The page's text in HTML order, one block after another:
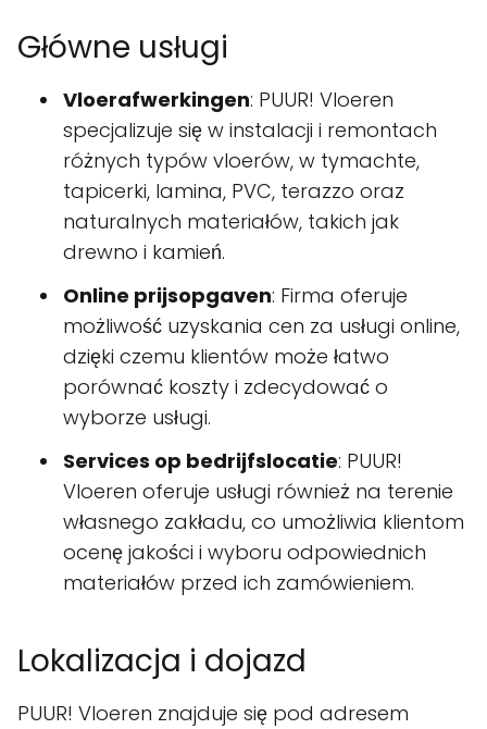
Główne usługi
Vloerafwerkingen: PUUR! Vloeren
specjalizuje się w instalacji i remontach
różnych typów vloerów, w tymachte,
tapicerki, lamina, PVC, terazzo oraz
naturalnych materiałów, takich jak
drewno i kamień.
Online prijsopgaven: Firma oferuje
możliwość uzyskania cen za usługi online,
dzięki czemu klientów może łatwo
porównać koszty i zdecydować o
wyborze usługi.
Services op bedrijfslocatie: PUUR!
Vloeren oferuje usługi również na terenie
własnego zakładu, co umożliwia klientom
ocenę jakości i wyboru odpowiednich
materiałów przed ich zamówieniem.
Lokalizacja i dojazd
PUUR! Vloeren znajduje się pod adresem